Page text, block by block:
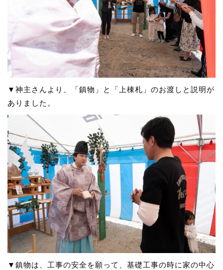
▼神主さんより、「鎮物」と「上棟札」のお渡しと説明が
ありました。
▼鎮物は、工事の安全を願って、基礎工事の時に家の中心